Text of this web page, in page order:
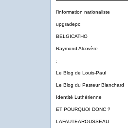
l'information nationaliste
upgradepc
BELGICATHO
Raymond Alcovère
;_
Le Blog de Louis-Paul
Le Blog du Pasteur Blanchard
Identité Luthérienne
ET POURQUOI DONC ?
LAFAUTEAROUSSEAU